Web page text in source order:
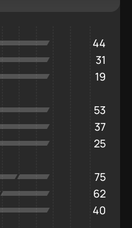
44
31
19
53
37
25
75
62
40